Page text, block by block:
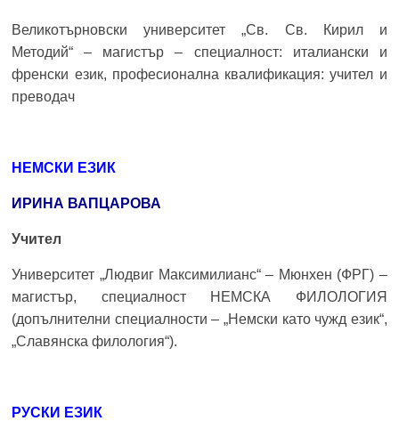
Великотърновски университет „Св. Св. Кирил и
Методий“ – магистър – специалност: италиански и
френски език, професионална квалификация: учител и
преводач
НЕМСКИ ЕЗИК
ИРИНА ВАПЦАРОВА
Учител
Университет „Людвиг Максимилианс“ – Мюнхен (ФРГ) –
магистър, специалност НЕМСКА ФИЛОЛОГИЯ
(допълнителни специалности – „Немски като чужд език“,
„Славянска филология“).
РУСКИ ЕЗИК